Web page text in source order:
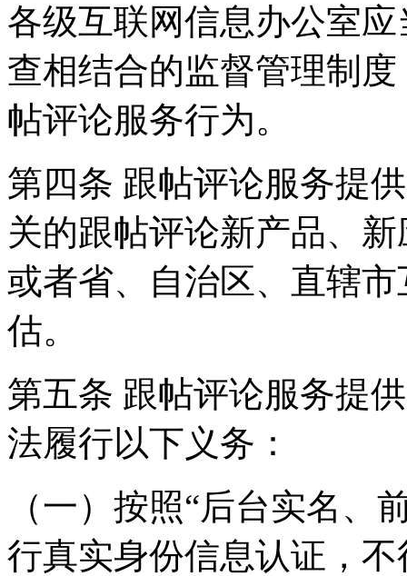
各级互联网信息办公室
查相结合的监督管理制
帖评论服务行为。
第四条 跟帖评论服务提
关的跟帖评论新产品、
或者省、自治区、直辖
估。
第五条 跟帖评论服务提
法履行以下义务：
（一）按照“后台实名、
行真实身份信息认证，